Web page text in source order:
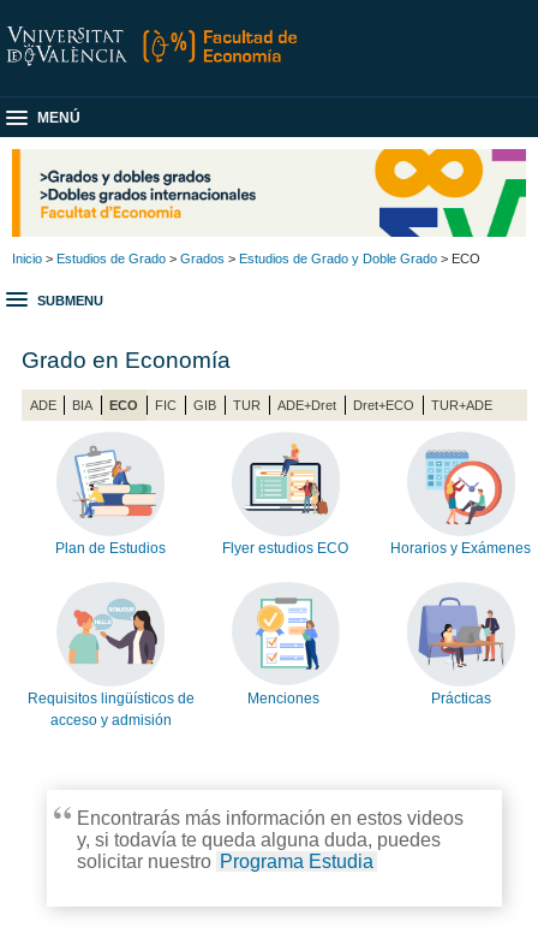
MENÚ
Inicio > Estudios de Grado > Grados > Estudios de Grado y Doble Grado > ECO
SUBMENU
Grado en Economía
ADE BIA ECO FIC GIB TUR ADE+Dret Dret+ECO TUR+ADE
Plan de Estudios Flyer estudios ECO Horarios y Exámenes
Requisitos lingüísticos de
acceso y admisión
Menciones Prácticas
Encontrarás más información en estos videos
y, si todavía te queda alguna duda, puedes
solicitar nuestro Programa Estudia